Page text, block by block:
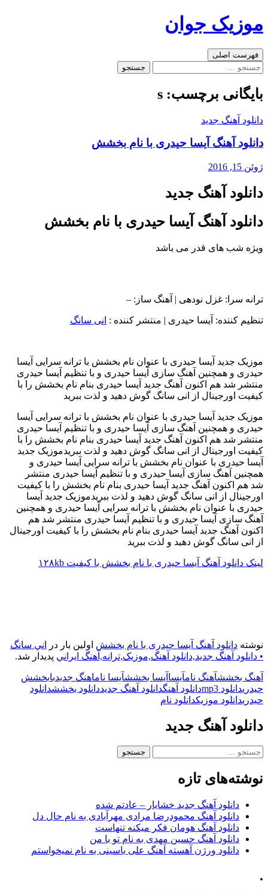
به
موزیک جوان
جست‌وجو
فهرست اصلی
جستجو
بایگانی برچسب: s
دانلود آهنگ جدید
دانلود آهنگ آیسا حیدری با نام بخشش
ژوئن 15, 2016
دانلود آهنگ جدید
دانلود آهنگ آیسا حیدری با نام بخشش
ویژه شب های قدر می باشد
ترانه سرا: غزل نودهی | آهنگ ساز: –
تنظیم کننده: آیسا حیدری | منتشر کننده : انی سانگ
موزیک جدید آیسا حیدری با عنوان نام بخشش با ترانه سرایی آیسا
حیدری و همچنین آهنگ سازی آیسا حیدری و با تنظیم آیسا حیدری
منتشر شد هم اکنون آهنگ جدید آیسا حیدری بنام نام بخشش را با
کیفیت اورجینال از انی سانگ گوش دهید و لذت ببرید
موزیک جدید آیسا حیدری با عنوان نام بخشش با ترانه سرایی آیسا
حیدری و همچنین آهنگ سازی آیسا حیدری و با تنظیم آیسا حیدری
منتشر شد هم اکنون آهنگ جدید آیسا حیدری بنام نام بخشش را با
کیفیت اورجینال از انی سانگ گوش دهید و لذت ببریدموزیک جدید
آیسا حیدری با عنوان نام بخشش با ترانه سرایی آیسا حیدری و
همچنین آهنگ سازی آیسا حیدری و با تنظیم آیسا حیدری منتشر
شد هم اکنون آهنگ جدید آیسا حیدری بنام نام بخشش را با کیفیت
اورجینال از انی سانگ گوش دهید و لذت ببریدموزیک جدید آیسا
حیدری با عنوان نام بخشش با ترانه سرایی آیسا حیدری و همچنین
آهنگ سازی آیسا حیدری و با تنظیم آیسا حیدری منتشر شد هم
اکنون آهنگ جدید آیسا حیدری بنام نام بخشش را با کیفیت اورجینال
از انی سانگ گوش دهید و لذت ببرید
لینک دانلود آهنگ آیسا حیدری با نام بخشش با کیفیت ۱۲۸kb
نوشته دانلود آهنگ آیسا حیدری با نام بخشش اولین بار در
اني سانگ
• دانلود آهنگ جديد,دانلود آهنگ,موزيک,ترانه,آهنگ ايراني پدیدار شد.
آهنگ بخششآهنگ نامآیسا آیسا بخششآیسا ناماهنگ جدیدبابخشش
حیدریدانلود mp3 دانلود آهنگدانلود آهنگ جدیددانلود بخششدانلود
حیدریدانلود موزیکدانلود نام
دانلود آهنگ جدید
جستجو
نوشته‌های تازه
دانلود آهنگ جدید خشایار – عادتم شده
دانلود آهنگ محمودرضا مرادی مهرآبادی به نام حال دل
دانلود آهنگ هومان فکر میکنه تنهاست
دانلود آهنگ حسین مهدی به نام تو با من
دانلود ورژن آهسته آهنگ علی یاسینی به نام نمیخواستم
.